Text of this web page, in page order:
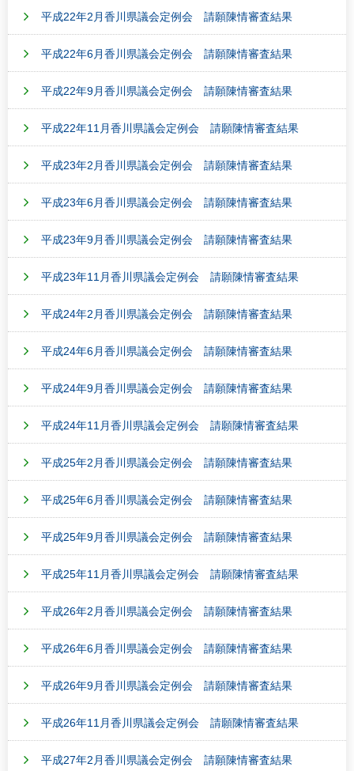
平成22年2月香川県議会定例会 請願陳情審査結果
平成22年6月香川県議会定例会 請願陳情審査結果
平成22年9月香川県議会定例会 請願陳情審査結果
平成22年11月香川県議会定例会 請願陳情審査結果
平成23年2月香川県議会定例会 請願陳情審査結果
平成23年6月香川県議会定例会 請願陳情審査結果
平成23年9月香川県議会定例会 請願陳情審査結果
平成23年11月香川県議会定例会 請願陳情審査結果
平成24年2月香川県議会定例会 請願陳情審査結果
平成24年6月香川県議会定例会 請願陳情審査結果
平成24年9月香川県議会定例会 請願陳情審査結果
平成24年11月香川県議会定例会 請願陳情審査結果
平成25年2月香川県議会定例会 請願陳情審査結果
平成25年6月香川県議会定例会 請願陳情審査結果
平成25年9月香川県議会定例会 請願陳情審査結果
平成25年11月香川県議会定例会 請願陳情審査結果
平成26年2月香川県議会定例会 請願陳情審査結果
平成26年6月香川県議会定例会 請願陳情審査結果
平成26年9月香川県議会定例会 請願陳情審査結果
平成26年11月香川県議会定例会 請願陳情審査結果
平成27年2月香川県議会定例会 請願陳情審査結果